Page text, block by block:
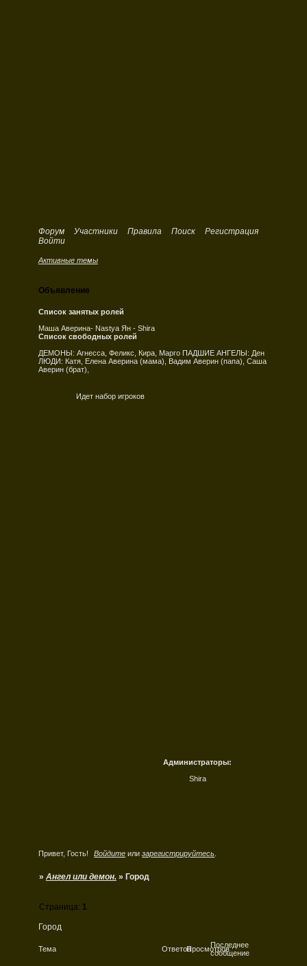
Форум Участники Правила Поиск
Регистрация
Войти
Активные темы
Объявление
Список занятых ролей
Маша Аверина- Nastya Ян - Shira
Список свободных ролей
ДЕМОНЫ: Агнесса, Феликс, Кира, Марго ПАДШИЕ АНГЕЛЫ: Ден
ЛЮДИ: Катя, Елена Аверина (мама), Вадим Аверин (папа), Саша
Аверин (брат),
Идет набор игроков
Администраторы:
Shira
Привет, Гость! Войдите илизарегистрируйтесь
» Ангел или демон. » Город
Город
Страница: 1
Тема ОтветовПросмотровПоследнее
сообщение